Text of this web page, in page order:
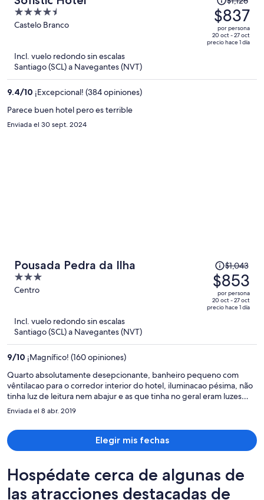
4.5
out
Castelo Branco
precio
era
de
$1,126
$837
por persona
20 oct - 27 oct
precio hace 1 día
Incl. vuelo redondo sin escalas
Santiago (SCL) a Navegantes (NVT)
9.4/10 ¡Excepcional! (384 opiniones)
Parece buen hotel pero es terrible
Enviada el 30 sept. 2024
Pousada Pedra da Ilha
3
out
Centro
El
precio
era
de
$1,043
$853
por
persona
$1,043
$853
por persona
20 oct - 27 oct
precio hace 1 día
Incl. vuelo redondo sin escalas
Santiago (SCL) a Navegantes (NVT)
9/10 ¡Magnífico! (160 opiniones)
Quarto absolutamente desepcionante, banheiro pequeno com
vêntilacao para o corredor interior do hotel, iluminacao pésima, não
tinha luz de leitura nem abajur e as que tinha no geral eram luzes
brancas frias e feias no hotel todo. Barulho de crianças forte até às
com crianças, não de descanso e isso ninguém avisa! Aliás, para a
qualidade do hotel e características do local praia achamos muito
caro. Café da manhã o melhor do hotel, farto e de qualidade
Enviada el 8 abr. 2019
Elegir mis fechas
Hospédate cerca de algunas de
las atracciones destacadas de